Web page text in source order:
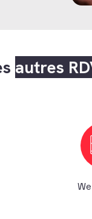
autres